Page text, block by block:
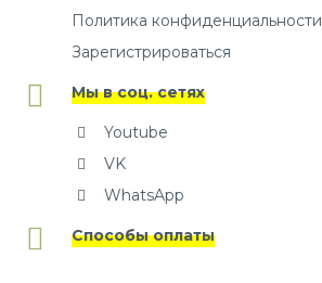
Политика конфиденциальности
Зарегистрироваться
Мы в соц. сетях
Youtube
VK
WhatsApp
Способы оплаты